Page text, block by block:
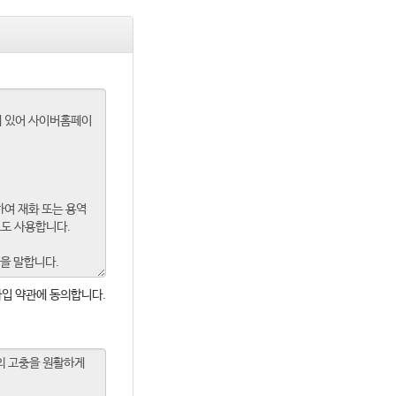
약관에 동의합니다.